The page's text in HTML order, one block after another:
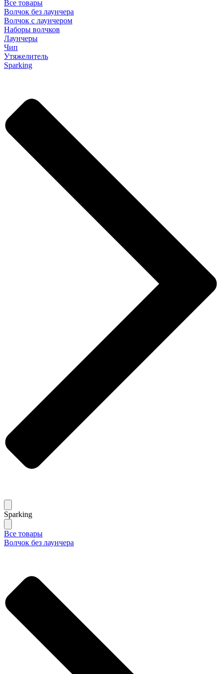
Все товары
Волчок без лаунчера
Волчок с лаунчером
Наборы волчков
Лаунчеры
Чип
Утяжелитель
Sparking
Sparking
Все товары
Волчок без лаунчера